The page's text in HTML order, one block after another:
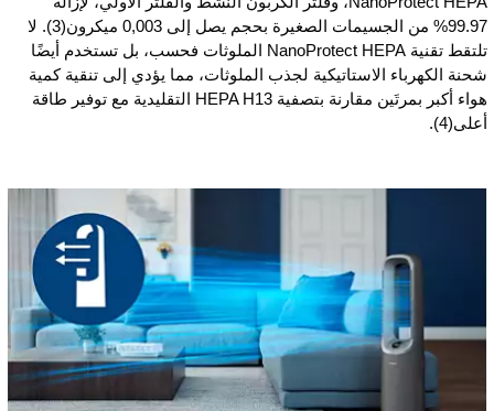
99.97% من الجسيمات الصغيرة بحجم يصل إلى 0,003 ميكرون(3). لا
تلتقط تقنية NanoProtect HEPA الملوثات فحسب، بل تستخدم أيضًا
شحنة الكهرباء الاستاتيكية لجذب الملوثات، مما يؤدي إلى تنقية كمية
هواء أكبر بمرتَين مقارنة بتصفية HEPA H13 التقليدية مع توفير طاقة
أعلى(4).